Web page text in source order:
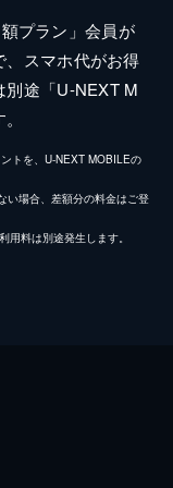
プラン」会員が
スマホ代がお得
別途「U-NEXT M
トを、U-NEXT MOBILEの
い場合、差額分の料金はご登
料は別途発生します。